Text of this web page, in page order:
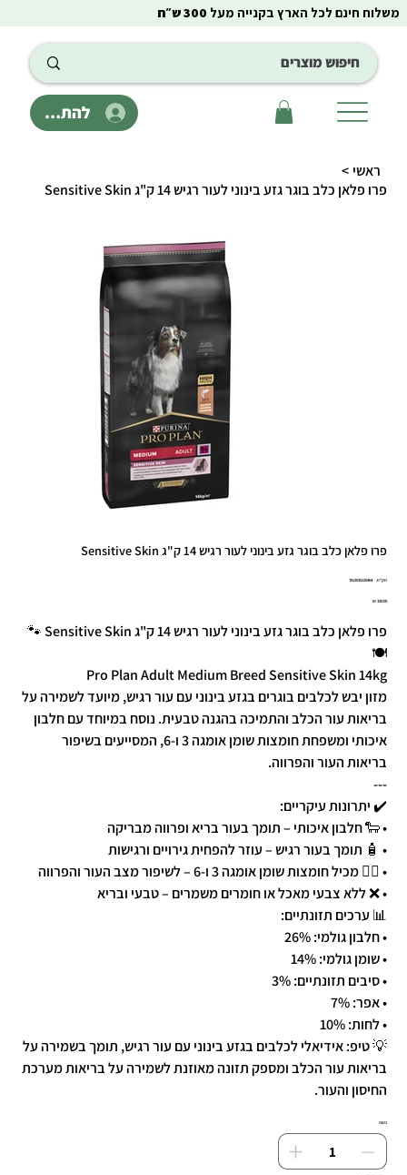
להתחבר
משלוח חינם לכל הארץ בקנייה מעל 300 ש״ח
ראשי >
פרו פלאן כלב בוגר גזע בינוני לעור רגיש 14 ק"ג Sensitive Skin
פרו פלאן כלב בוגר גזע בינוני לעור רגיש 14 ק"ג Sensitive Skin
מק"ט:
מק"ט
7613035120464
מחיר‏320.00 ‏₪
פרו פלאן כלב בוגר גזע בינוני לעור רגיש 14 ק"ג Sensitive Skin 🐾
🍽️
Pro Plan Adult Medium Breed Sensitive Skin 14kg
מזון יבש לכלבים בוגרים בגזע בינוני עם עור רגיש, מיועד לשמירה על
בריאות עור הכלב והתמיכה בהגנה טבעית. נוסח במיוחד עם חלבון
איכותי ומשפחת חומצות שומן אומגה 3 ו-6, המסייעים בשיפור
בריאות העור והפרווה.
---
✔️ יתרונות עיקריים:
• 🐑 חלבון איכותי – תומך בעור בריא ופרווה מבריקה
• 🧴 תומך בעור רגיש – עוזר להפחית גירויים ורגישות
• 🧑‍⚕️ מכיל חומצות שומן אומגה 3 ו-6 – לשיפור מצב העור והפרווה
• ❌ ללא צבעי מאכל או חומרים משמרים – טבעי ובריא
📊 ערכים תזונתיים:
• חלבון גולמי: 26%
• שומן גולמי: 14%
• סיבים תזונתיים: 3%
• אפר: 7%
• לחות: 10%
💡 טיפ: אידיאלי לכלבים בגזע בינוני עם עור רגיש, תומך בשמירה על
בריאות עור הכלב ומספק תזונה מאוזנת לשמירה על בריאות מערכת
החיסון והעור.
כמות